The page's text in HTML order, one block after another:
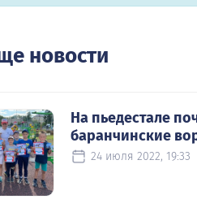
новости
На пьедестале
баранчинские
24 июля 2022, 19:33